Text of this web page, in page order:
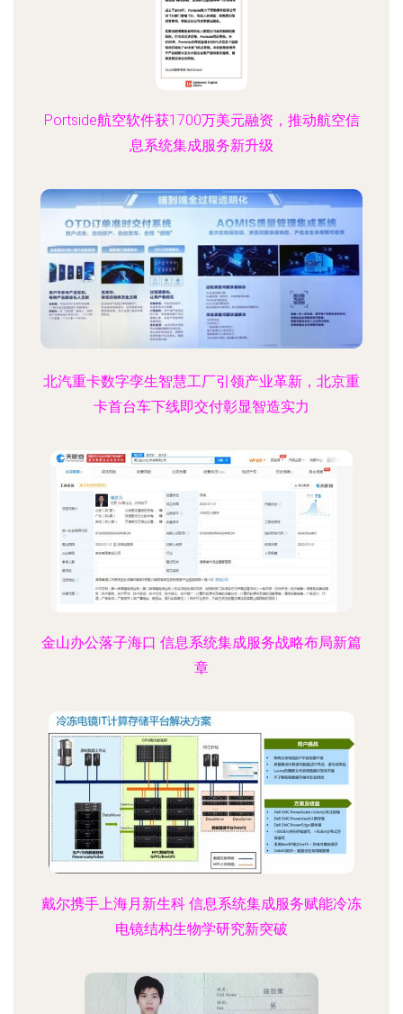
Portside航空软件获1700万美元融资，推动航空信
息系统集成服务新升级
北汽重卡数字孪生智慧工厂引领产业革新，北京重
卡首台车下线即交付彰显智造实力
金山办公落子海口 信息系统集成服务战略布局新篇
章
戴尔携手上海月新生科 信息系统集成服务赋能冷冻
电镜结构生物学研究新突破